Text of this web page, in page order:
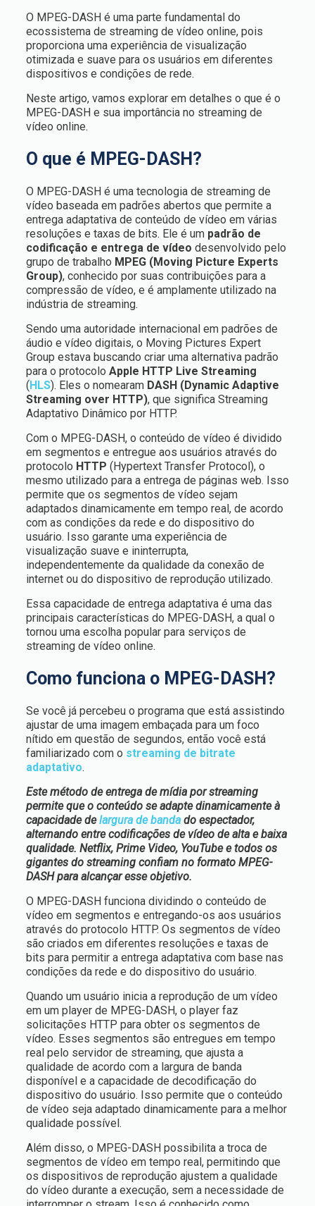
O MPEG-DASH é uma parte fundamental do
ecossistema de streaming de vídeo online, pois
proporciona uma experiência de visualização
otimizada e suave para os usuários em diferentes
dispositivos e condições de rede.
Neste artigo, vamos explorar em detalhes o que é o
MPEG-DASH e sua importância no streaming de
vídeo online.
O que é MPEG-DASH?
O MPEG-DASH é uma tecnologia de streaming de
vídeo baseada em padrões abertos que permite a
entrega adaptativa de conteúdo de vídeo em várias
resoluções e taxas de bits. Ele é um padrão de
codificação e entrega de vídeo desenvolvido pelo
grupo de trabalho MPEG (Moving Picture Experts
Group), conhecido por suas contribuições para a
compressão de vídeo, e é amplamente utilizado na
indústria de streaming.
Sendo uma autoridade internacional em padrões de
áudio e vídeo digitais, o Moving Pictures Expert
Group estava buscando criar uma alternativa padrão
para o protocolo Apple HTTP Live Streaming
(HLS). Eles o nomearam DASH (Dynamic Adaptive
Streaming over HTTP), que significa Streaming
Adaptativo Dinâmico por HTTP.
Com o MPEG-DASH, o conteúdo de vídeo é dividido
em segmentos e entregue aos usuários através do
protocolo HTTP (Hypertext Transfer Protocol), o
mesmo utilizado para a entrega de páginas web. Isso
permite que os segmentos de vídeo sejam
adaptados dinamicamente em tempo real, de acordo
com as condições da rede e do dispositivo do
usuário. Isso garante uma experiência de
visualização suave e ininterrupta,
independentemente da qualidade da conexão de
internet ou do dispositivo de reprodução utilizado.
Essa capacidade de entrega adaptativa é uma das
principais características do MPEG-DASH, a qual o
tornou uma escolha popular para serviços de
streaming de vídeo online.
Como funciona o MPEG-DASH?
Se você já percebeu o programa que está assistindo
ajustar de uma imagem embaçada para um foco
nítido em questão de segundos, então você está
familiarizado com o streaming de bitrate
adaptativo.
Este método de entrega de mídia por streaming
permite que o conteúdo se adapte dinamicamente à
capacidade delargura de bandado espectador,
alternando entre codificações de vídeo de alta e baixa
qualidade. Netflix, Prime Video, YouTube e todos os
gigantes do streaming confiam no formato MPEG-
DASH para alcançar esse objetivo.
O MPEG-DASH funciona dividindo o conteúdo de
vídeo em segmentos e entregando-os aos usuários
através do protocolo HTTP. Os segmentos de vídeo
são criados em diferentes resoluções e taxas de
bits para permitir a entrega adaptativa com base nas
condições da rede e do dispositivo do usuário.
Quando um usuário inicia a reprodução de um vídeo
em um player de MPEG-DASH, o player faz
solicitações HTTP para obter os segmentos de
vídeo. Esses segmentos são entregues em tempo
real pelo servidor de streaming, que ajusta a
qualidade de acordo com a largura de banda
disponível e a capacidade de decodificação do
dispositivo do usuário. Isso permite que o conteúdo
de vídeo seja adaptado dinamicamente para a melhor
qualidade possível.
Além disso, o MPEG-DASH possibilita a troca de
segmentos de vídeo em tempo real, permitindo que
os dispositivos de reprodução ajustem a qualidade
do vídeo durante a execução, sem a necessidade de